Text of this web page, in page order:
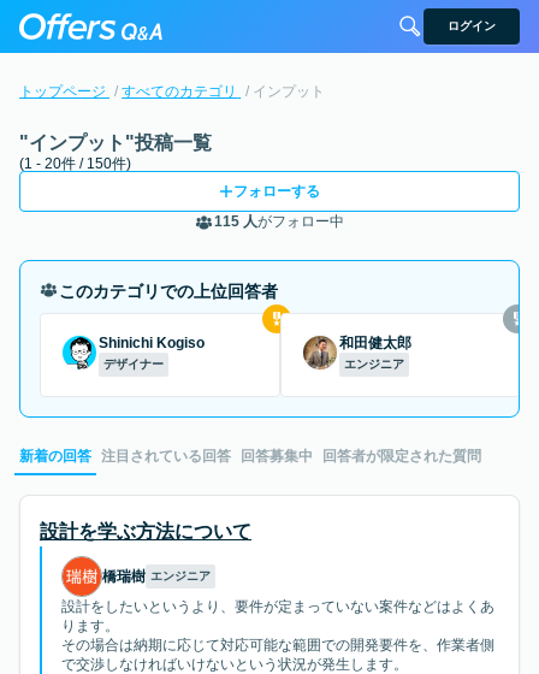
ログイン
トップページ すべてのカテゴリ インプット
"インプット"投稿一覧
(1 - 20件 / 150件)
フォローする
115 人がフォロー中
このカテゴリでの上位回答者
Shinichi Kogiso
デザイナー
和田健太郎
エンジニア
新着の回答 注目されている回答 回答募集中 回答者が限定された質問
設計を学ぶ方法について
橋瑞樹 エンジニア
設計をしたいというより、要件が定まっていない案件などはよくあ
ります。
その場合は納期に応じて対応可能な範囲での開発要件を、作業者側
で交渉しなければいけないという状況が発生します。